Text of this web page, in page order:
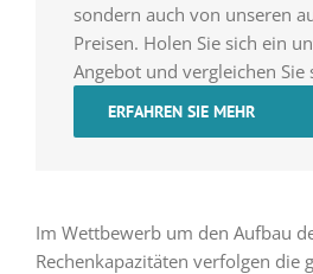
sondern auch von unseren
Preisen. Holen Sie sich ein
Angebot und vergleichen Sie
ERFAHREN SIE MEHR
Im Wettbewerb um den Aufbau
Rechenkapazitäten verfolgen die